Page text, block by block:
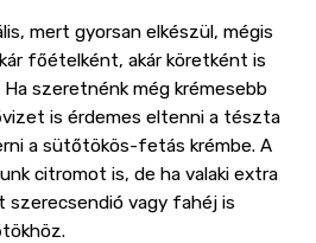
mert gyorsan elkészül, mégis
főételként, akár köretként is
szeretnénk még krémesebb
is érdemes eltenni a tészta
a sütőtökös-fetás krémbe. A
citromot is, de ha valaki extra
szerecsendió vagy fahéj is